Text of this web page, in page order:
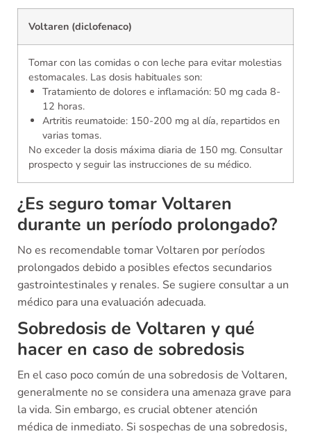
Voltaren (diclofenaco)
Tomar con las comidas o con leche para evitar molestias
estomacales. Las dosis habituales son:
Tratamiento de dolores e inflamación: 50 mg cada 8-
12 horas.
Artritis reumatoide: 150-200 mg al día, repartidos en
varias tomas.
No exceder la dosis máxima diaria de 150 mg. Consultar
prospecto y seguir las instrucciones de su médico.
¿Es seguro tomar Voltaren
durante un período prolongado?
No es recomendable tomar Voltaren por períodos
prolongados debido a posibles efectos secundarios
gastrointestinales y renales. Se sugiere consultar a un
médico para una evaluación adecuada.
Sobredosis de Voltaren y qué
hacer en caso de sobredosis
En el caso poco común de una sobredosis de Voltaren,
generalmente no se considera una amenaza grave para
la vida. Sin embargo, es crucial obtener atención
médica de inmediato. Si sospechas de una sobredosis,